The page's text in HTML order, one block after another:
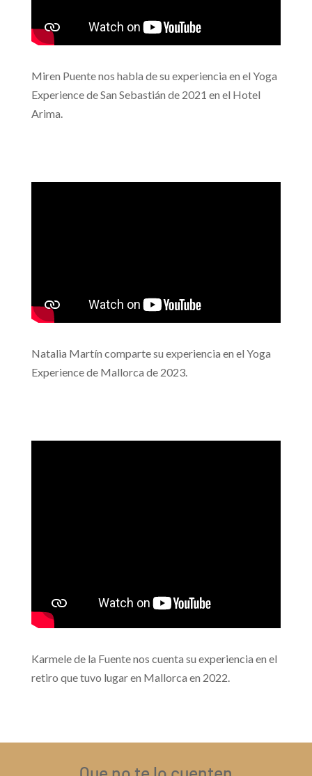
Miren Puente nos habla de su experiencia en el Yoga
Experience de San Sebastián de 2021 en el Hotel
Arima.
Natalia Martín comparte su experiencia en el Yoga
Experience de Mallorca de 2023.
Karmele de la Fuente nos cuenta su experiencia en el
retiro que tuvo lugar en Mallorca en 2022.